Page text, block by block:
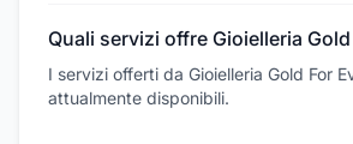
Quali servizi offre Gioielleria Gold
I servizi offerti da Gioielleria Gold For
attualmente disponibili.